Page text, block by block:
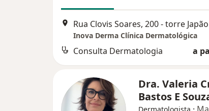
Inova Derma Clínica Dermatológica
Consulta Dermatologia a
Dra. Valeria
Bastos E